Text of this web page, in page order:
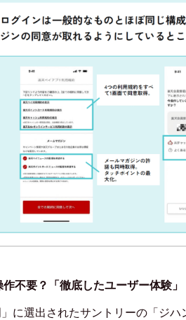
不要？「徹底したユーザー体験」
に選出されたサントリーの「ジ